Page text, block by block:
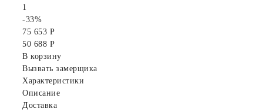
1
-33%
75 653 Р
50 688 Р
В корзину
Вызвать замерщика
Характеристики
Описание
Доставка